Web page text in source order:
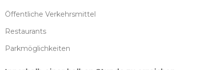
Öffentliche Verkehrsmittel
Restaurants
Parkmöglichkeiten